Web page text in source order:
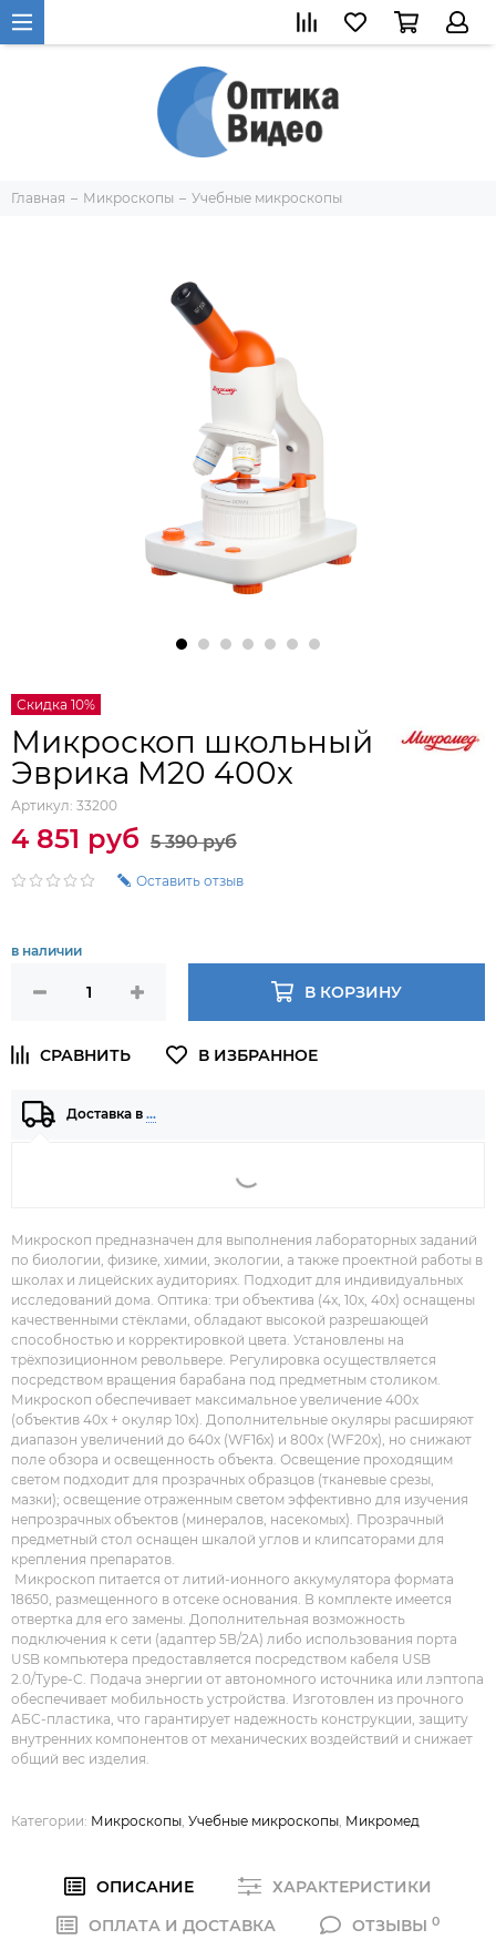
Главная Микроскопы Учебные микроскопы
Скидка 10%
Микроскоп школьный
Эврика M20 400х
Артикул: 33200
4 851 руб 5 390 руб
Оставить отзыв
в наличии
В КОРЗИНУ
Доставка в …
Микроскоп предназначен для выполнения лабораторных заданий
по биологии, физике, химии, экологии, а также проектной работы в
школах и лицейских аудиториях. Подходит для индивидуальных
исследований дома. Оптика: три объектива (4x, 10x, 40x) оснащены
качественными стёклами, обладают высокой разрешающей
способностью и корректировкой цвета. Установлены на
трёхпозиционном револьвере. Регулировка осуществляется
посредством вращения барабана под предметным столиком.
Микроскоп обеспечивает максимальное увеличение 400х
(объектив 40х + окуляр 10х). Дополнительные окуляры расширяют
диапазон увеличений до 640х (WF16x) и 800х (WF20x), но снижают
поле обзора и освещенность объекта. Освещение проходящим
светом подходит для прозрачных образцов (тканевые срезы,
мазки); освещение отраженным светом эффективно для изучения
непрозрачных объектов (минералов, насекомых). Прозрачный
предметный стол оснащен шкалой углов и клипсаторами для
крепления препаратов.
Микроскоп питается от литий-ионного аккумулятора формата
18650, размещенного в отсеке основания. В комплекте имеется
отвертка для его замены. Дополнительная возможность
подключения к сети (адаптер 5В/2А) либо использования порта
USB компьютера предоставляется посредством кабеля USB
2.0/Type-C. Подача энергии от автономного источника или лэптопа
обеспечивает мобильность устройства. Изготовлен из прочного
АБС-пластика, что гарантирует надежность конструкции, защиту
внутренних компонентов от механических воздействий и снижает
общий вес изделия.
Категории: Микроскопы Учебные микроскопы Микромед
ОПИСАНИЕ
ХАРАКТЕРИСТИКИ
ОПЛАТА И ДОСТАВКА
ОТЗЫВЫ 0